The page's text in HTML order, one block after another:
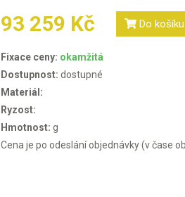
93 259 Kč Do košíku
Fixace ceny: okamžitá
Dostupnost: dostupné
Materiál:
Ryzost:
Hmotnost: g
Cena je po odeslání objednávky (v čase